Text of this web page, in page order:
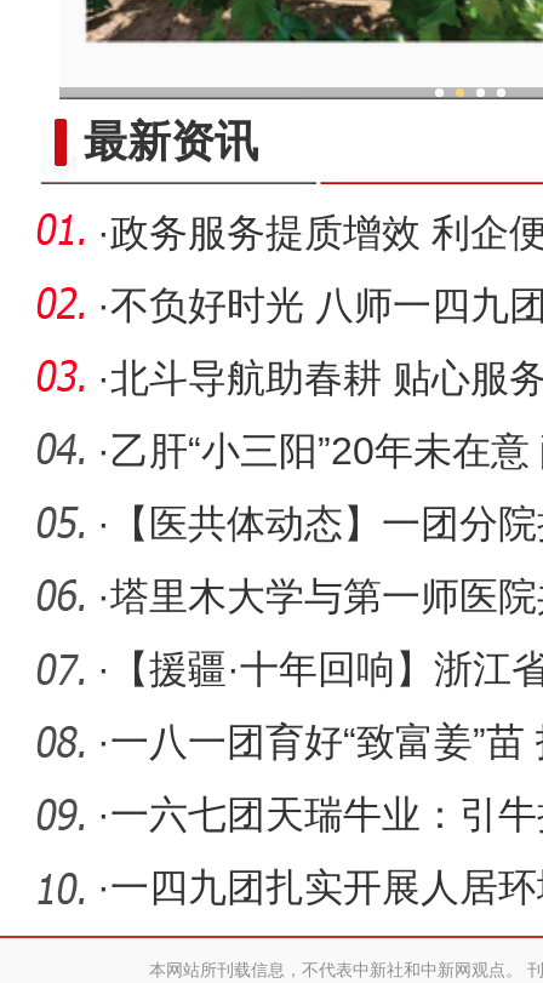
最新资讯
·政务服务提质增效 利企
·不负好时光 八师一四九
·北斗导航助春耕 贴心
团17.1万
·乙肝“小三阳”20年未在
三部
·
【医共体动态】一团分
老院、连
·塔里木大学与第一师医
量发展
·
【援疆·十年回响】浙江
疆医
·一八一团育好“致富姜”
·一六七团天瑞牛业：引
·一四九团扎实开展人居
兴底色
本网站所刊载信息，不代表中新社和中新网观点。